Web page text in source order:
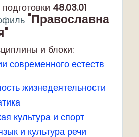
48.03.01
"Православна
и блоки:
современного естеств
жизнедеятельности
культура и спорт
и культура речи